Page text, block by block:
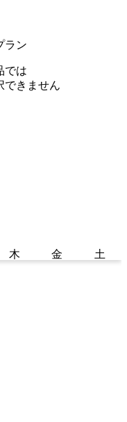
ラン
では
できません
木 金 土